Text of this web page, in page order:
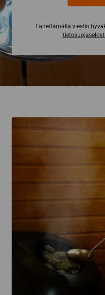
Lähettämällä viestin